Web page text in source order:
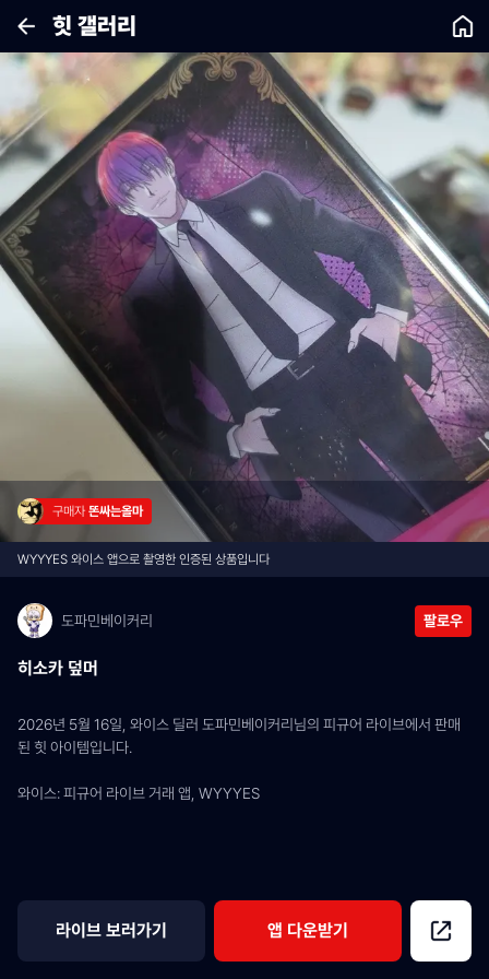
힛 갤러리
구매자 똔싸는올마
WYYYES 와이스 앱으로 촬영한 인증된 상품입니다
도파민베이커리 팔로우
히소카 덮머
2026년 5월 16일, 와이스 딜러 도파민베이커리님의 피규어 라이브에서 판매
된 힛 아이템입니다.
와이스: 피규어 라이브 거래 앱, WYYYES
라이브 보러가기 앱 다운받기